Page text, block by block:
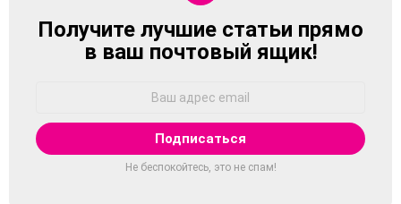
NEWSLETTER
Получите лучшие статьи прямо
в ваш почтовый ящик!
Не беспокойтесь, это не спам!